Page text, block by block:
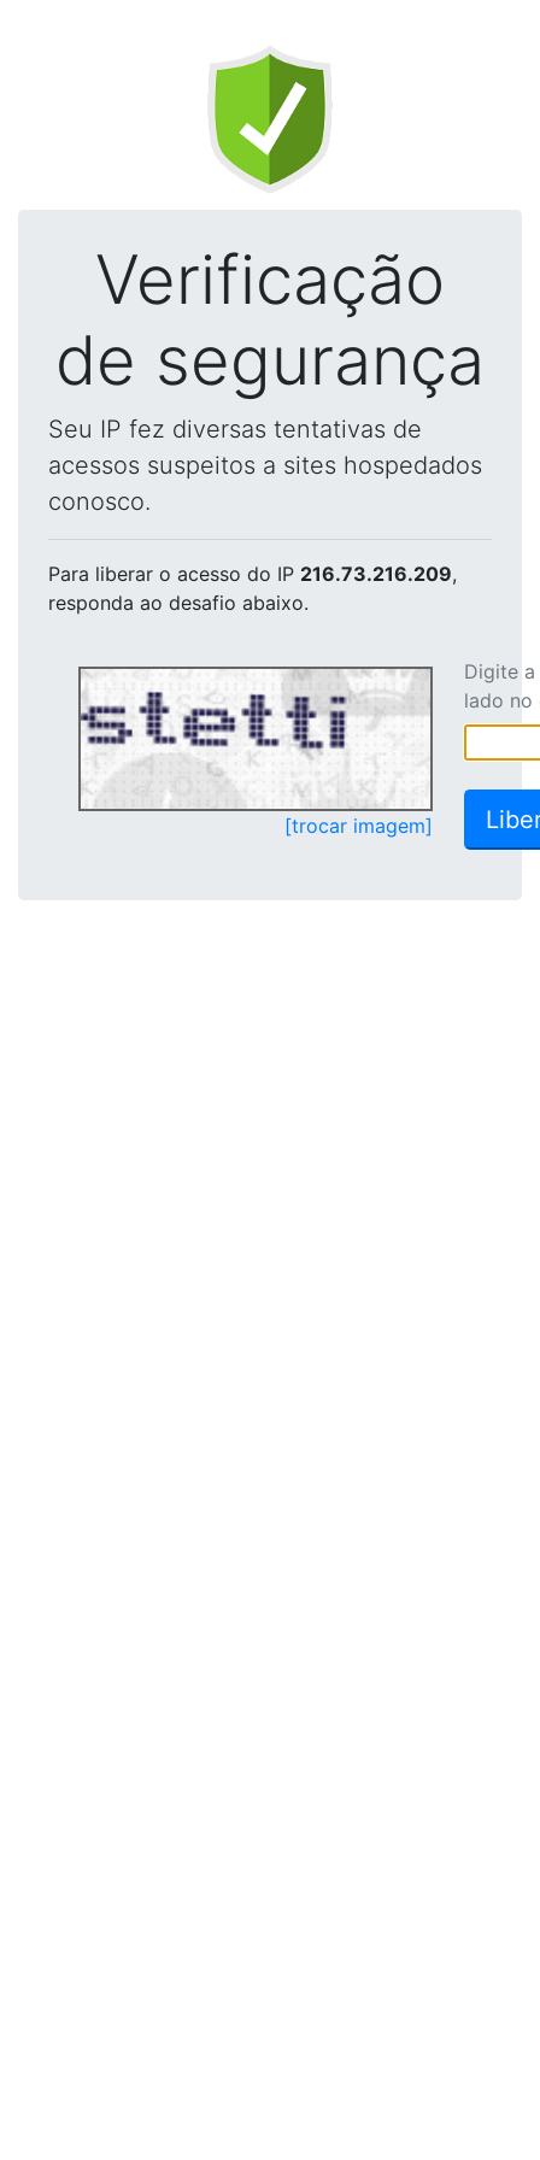
Verificação
de segurança
Seu IP fez diversas tentativas de
acessos suspeitos a sites hospedados
conosco.
Para liberar o acesso do IP 216.73.216.209,
responda ao desafio abaixo.
[trocar imagem]
Digite
lado no